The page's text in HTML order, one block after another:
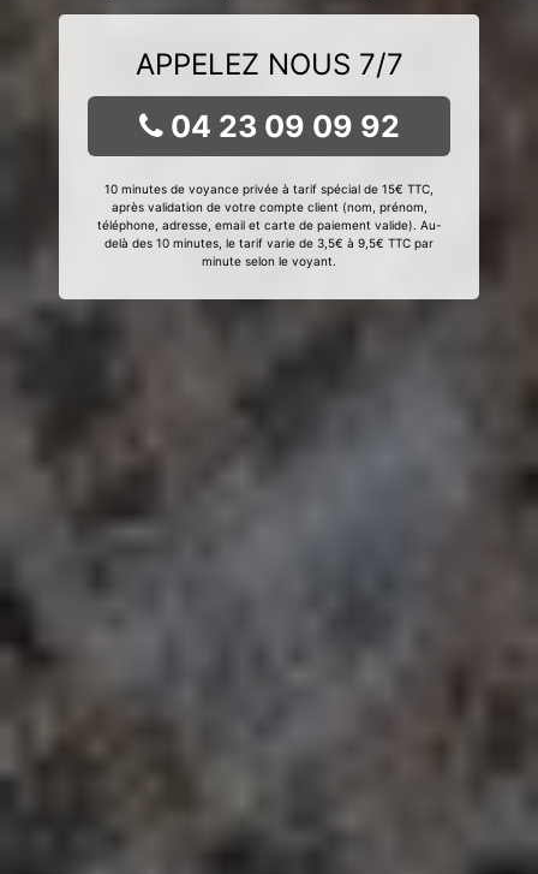
APPELEZ NOUS 7/7
04 23 09 09 92
10 minutes de voyance privée à tarif spécial de 15€ TTC,
après validation de votre compte client (nom, prénom,
téléphone, adresse, email et carte de paiement valide). Au-
delà des 10 minutes, le tarif varie de 3,5€ à 9,5€ TTC par
minute selon le voyant.